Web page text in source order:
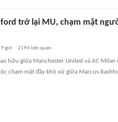
trở lại MU, chạm mặt
9 giờ 2194liên quan
hữu giữa Manchester United và AC
chạm mặt đầy khó xử giữa Marcus